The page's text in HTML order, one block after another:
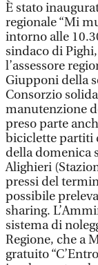
È stato
regionale “Mi
intorno alle
sindaco di
l’assessore
Giupponi della
Consorzio
manutenzione
preso parte
biciclette partiti
della domenica
Alighieri
pressi del
possibile
sharing.
sistema di
Regione, che a
gratuito